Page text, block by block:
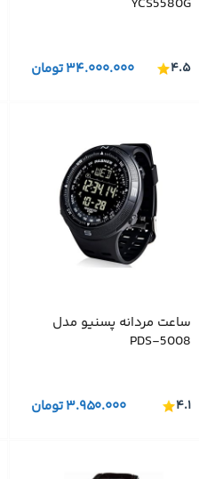
۳۴.۰۰۰.۰۰۰تومان ۴.۵
ساعت مردانه پسنیو مدل
PDS-5008
۳.۹۵۰.۰۰۰تومان ۴.۱